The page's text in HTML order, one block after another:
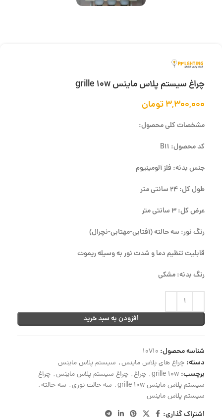
چراغ سیستم پلاس ماینس grille 10w
۳,۳۰۰,۰۰۰تومان
مشخصات کلی محصول:
کد محصول: B11
جنس بدنه: فلز آلومینیوم
طول کل: 24 سانتی متر
عرض کل: 3 سانتی متر
رنگ نور: سه حالته (آفتابی-مهتابی-نچرال)
قابلیت تنظیم دما و شدت نور به وسیله ریموت
رنگ بدنه: مشکی
افزودن به سبد خرید
شناسه محصول: 10710
دسته: چراغ های پلاس ماینس, سیستم پلاس ماینس
برچسب: grille 10w
, چراغ, چراغ سیستم پلاس ماینس, چراغ
سیستم پلاس ماینس grille 10w
, سه حالت نوری, سه حالته,
سیستم پلاس ماینس
اشتراک گذاری: